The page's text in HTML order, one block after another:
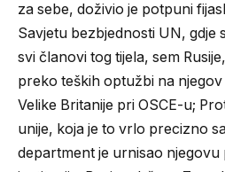
za sebe, doživio je potpuni
Savjetu bezbjednosti UN, gdje
svi članovi tog tijela, sem
preko teških optužbi na
Velike Britanije pri OSCE-u;
unije, koja je to vrlo precizno
department je urnisao